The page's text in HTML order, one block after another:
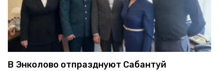
В Энколово отпразднуют Сабантуй